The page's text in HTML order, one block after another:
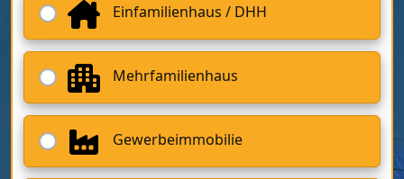
Einfamilienhaus / DHH
Mehrfamilienhaus
Gewerbeimmobilie